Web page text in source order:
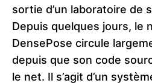
sortie d’un laboratoire de
Depuis quelques jours, le
DensePose circule
depuis que son code
le net. Il s’agit d’un